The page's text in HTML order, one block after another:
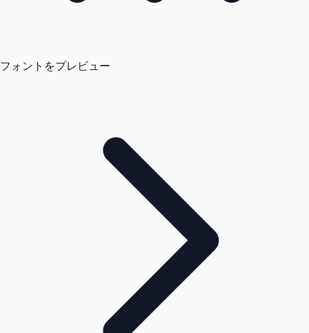
フォントをプレビュー